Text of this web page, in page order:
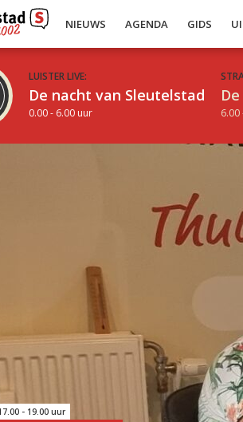
NIEUWS AGENDA GIDS
LUISTER LIVE:
De nacht van Sleutelstad
0.00 - 6.00 uur 6.00
- 19.00 uur